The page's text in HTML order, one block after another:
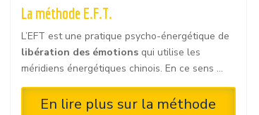
La méthode E.F.T.
L’EFT est une pratique psycho-énergétique de
libération des émotionsqui utilise les
méridiens énergétiques chinois. En ce sens …
En lire plus sur la méthode